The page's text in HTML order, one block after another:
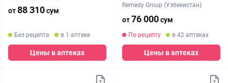
от88 310сум
Без рецепта в 1 аптеке
Цены в аптеках
Remedy Group (Узбекистан)
от76 000сум
По рецепту в 42 аптеках
Цены в аптеках